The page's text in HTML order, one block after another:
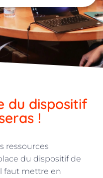
du dispositif
!
ressources
du dispositif de
faut mettre en